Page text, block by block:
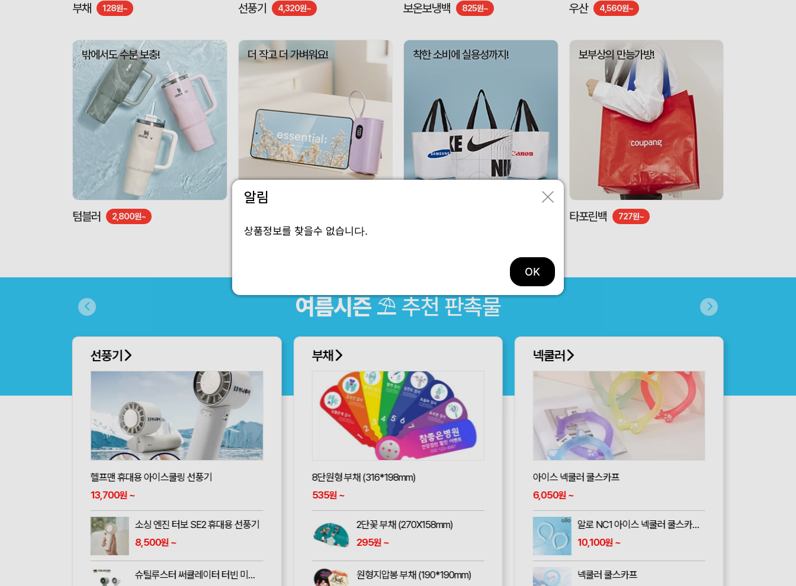
부채 128원~ 선풍기 4,320원~ 보온보냉백 825원~ 우산 4,560원~
밖에서도 수분 보충!
텀블러 2,800원~
더 작고 더 가벼워요! 착한 소비에 실용성까지! 보부상의 만능가방!
타포린백 727원~
여름시즌⛱ 추천 판촉물
선풍기
헬프맨 휴대용 아이스쿨링 선풍기
13,700원 ~
소싱 엔진 터보 SE2 휴대용 선풍기
8,500원 ~
슈틸루스터 써큘레이터 터빈 미니 휴대용 선풍기 ST-SF100
부채
8단원형 부채 (316*198mm)
535원~
2단꽃 부채 (270X158mm)
295원~
원형지압봉 부채 (190*190mm)
넥쿨러
아이스 넥쿨러 쿨스카프
6,050원~
알로 NC1 아이스 넥쿨러 쿨스카프 냉각 얼음 머플러 목도리
10,100원~
넥쿨러 쿨스카프
알림
상품정보를 찾을수 없습니다.
OK